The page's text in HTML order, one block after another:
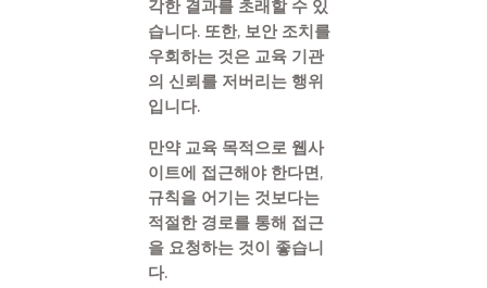
습니다. 또한, 보안 조치를
우회하는 것은 교육 기관
의 신뢰를 저버리는 행위
입니다.
만약 교육 목적으로 웹사
이트에 접근해야 한다면,
규칙을 어기는 것보다는
적절한 경로를 통해 접근
을 요청하는 것이 좋습니
다.